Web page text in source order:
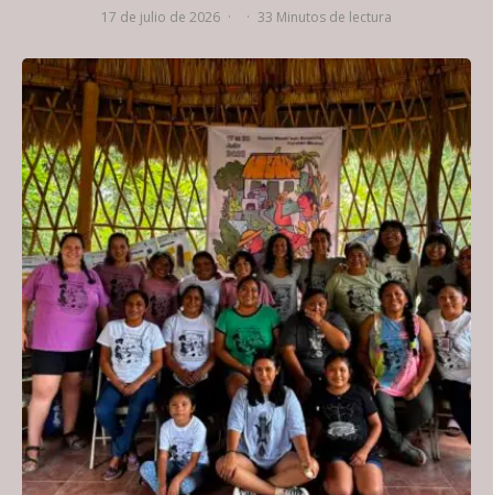
17 de julio de 2026 · · 33 Minutos de lectura